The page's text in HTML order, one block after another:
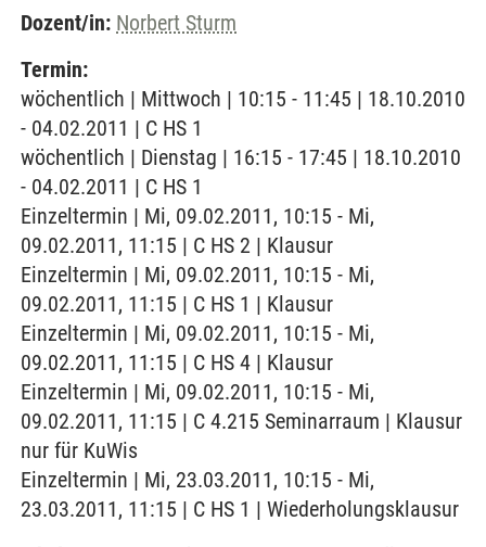
Dozent/in: Norbert Sturm
Termin:
wöchentlich | Mittwoch | 10:15 - 11:45 | 18.10.2010
- 04.02.2011 | C HS 1
wöchentlich | Dienstag | 16:15 - 17:45 | 18.10.2010
- 04.02.2011 | C HS 1
Einzeltermin | Mi, 09.02.2011, 10:15 - Mi,
09.02.2011, 11:15 | C HS 2 | Klausur
Einzeltermin | Mi, 09.02.2011, 10:15 - Mi,
09.02.2011, 11:15 | C HS 1 | Klausur
Einzeltermin | Mi, 09.02.2011, 10:15 - Mi,
09.02.2011, 11:15 | C HS 4 | Klausur
Einzeltermin | Mi, 09.02.2011, 10:15 - Mi,
09.02.2011, 11:15 | C 4.215 Seminarraum | Klausur
nur für KuWis
Einzeltermin | Mi, 23.03.2011, 10:15 - Mi,
23.03.2011, 11:15 | C HS 1 | Wiederholungsklausur